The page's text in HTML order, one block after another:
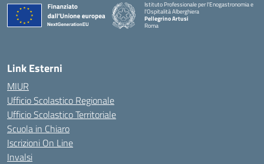
Istituto Professionale per l'Enogastronomia e
l'Ospitalità Alberghiera
Pellegrino Artusi
Roma
Link Esterni
MIUR
Ufficio Scolastico Regionale
Ufficio Scolastico Territoriale
Scuola in Chiaro
Iscrizioni On Line
Invalsi